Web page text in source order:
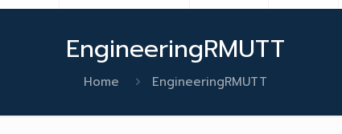
EngineeringRMUTT
Home EngineeringRMUTT